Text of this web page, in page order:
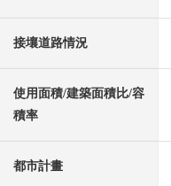
接壤道路情況
使用面積/建築面積比/容
積率
都市計畫